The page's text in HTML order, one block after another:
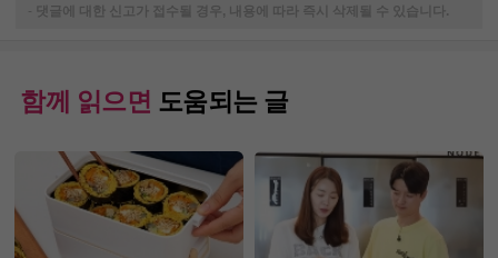
-
댓글에 대한 신고가 접수될 경우, 내용에 따라 즉시 삭제될 수 있습니다.
함께 읽으면 도움되는 글